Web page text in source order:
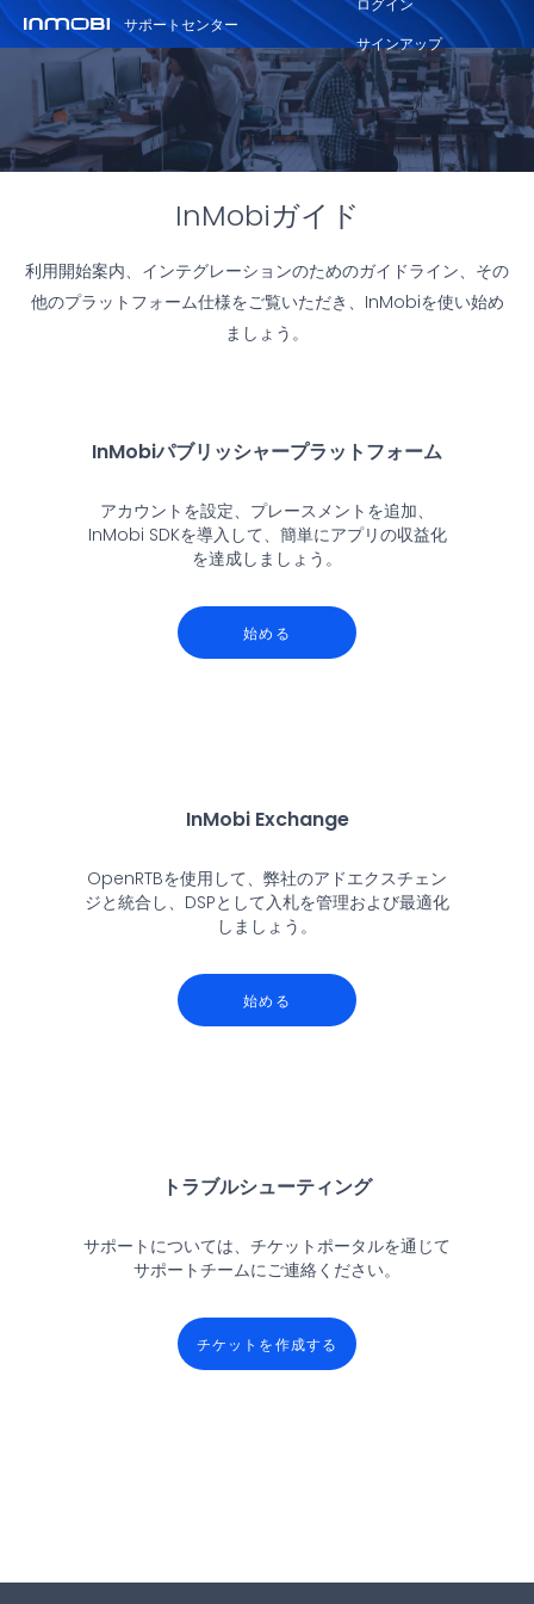
サポートセンター
ログイン
サインアップ
InMobiガイド
利用開始案内、インテグレーションのためのガイドライン、その
他のプラットフォーム仕様をご覧いただき、InMobiを使い始め
ましょう。
InMobiパブリッシャープラットフォーム
アカウントを設定、プレースメントを追加、
InMobi SDKを導入して、簡単にアプリの収益化
を達成しましょう。
始める
InMobi Exchange
OpenRTBを使用して、弊社のアドエクスチェン
ジと統合し、DSPとして入札を管理および最適化
しましょう。
始める
トラブルシューティング
サポートについては、チケットポータルを通じて
サポートチームにご連絡ください。
チケットを作成する